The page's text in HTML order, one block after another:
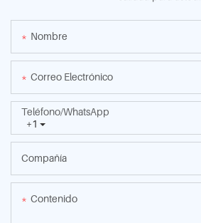
Nombre
Correo Electrónico
+1
Teléfono/WhatsApp
Compañía
Contenido